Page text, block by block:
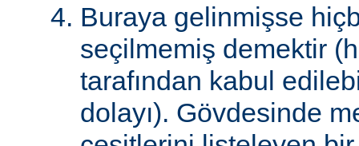
Buraya gelinmişse
seçilmemiş demektir
tarafından kabul
dolayı). Gövdesinde